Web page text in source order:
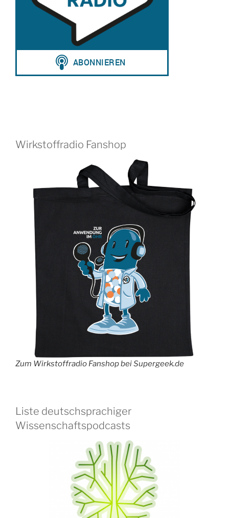
Wirkstoffradio Fanshop
Zum Wirkstoffradio Fanshop bei Supergeek.de
Liste deutschsprachiger
Wissenschaftspodcasts